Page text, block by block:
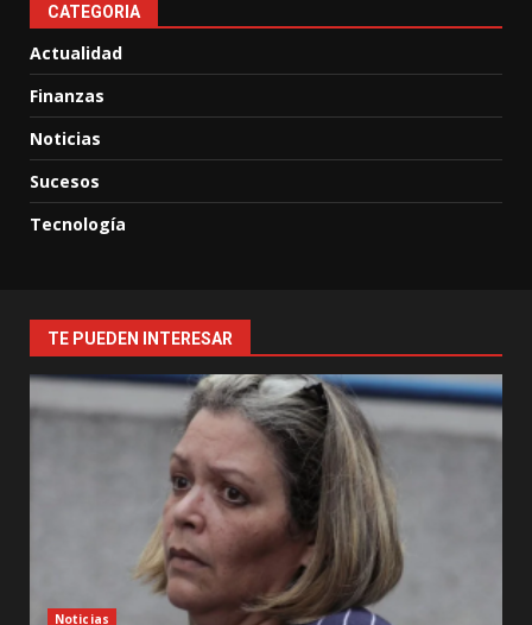
CATEGORIA
Actualidad
Finanzas
Noticias
Sucesos
Tecnología
TE PUEDEN INTERESAR
Noticias